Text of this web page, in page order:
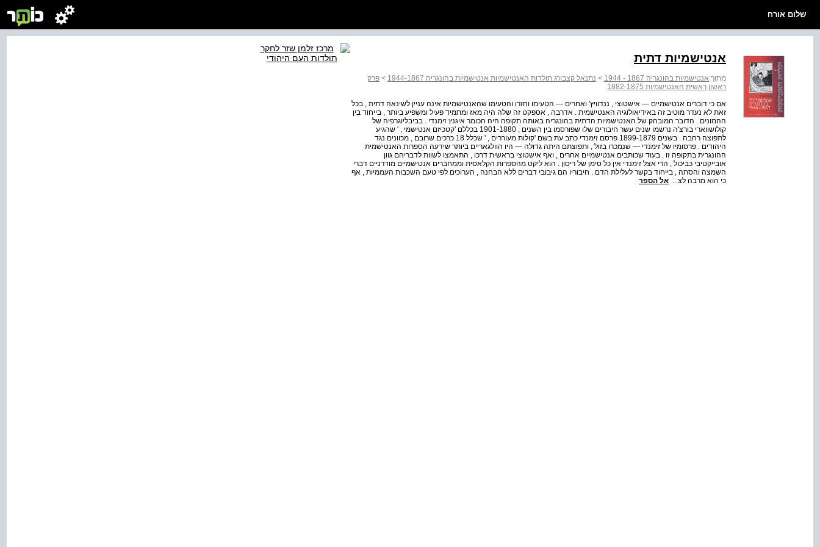
שלום אורח
אנטישמיות דתית
מתוך:אנטישמיות בהונגריה 1867 - 1944 > נתנאל קצבורג תולדות האנטישמיות אנטישמיות בהונגריה ‭1944-1867‬ > פרק
ראשון ראשית האנטישמיות 1882-1875
אם כי דוברים אנטישמיים — אישטוצי , ננדוויץ' ואחרים — הטעימו וחזרו והטעימו שהאנטישמיות אינה עניין לשינאה דתית , בכל
זאת לא נעדר מוטיב זה באידיאולוגיה האנטישמית . אדרבה , אספקט זה שלה היה מאז ומתמיד פעיל ומשפיע ביותר , בייחוד בין
ההמונים . הדובר המובהק של האנטישמיות הדתית בהונגריה באותה תקופה היה הכומר איגנץ זימנדי . בביבליוגרפיה של
קולושווארי בורצ'ה נרשמו שנים עשר חיבורים שלו שפורסמו בין השנים , 1901-1880 בכללם 'קטכיזם אנטישמי , ' שהגיע
לתפוצה רחבה . בשנים 1899-1879 פרסם זימנדי כתב עת בשם 'קולות מעוררים , ' שכלל 18 כרכים שרובם , מכוונים נגד
היהודים . פרסומיו של זימנדי — שנמכרו בזול , ותפוצתם היתה גדולה — היו הוולגאריים ביותר שידעה הספרות האנטישמית
ההונגרית בתקופה זו . בעוד שכותבים אנטישמיים אחרים , ואף אישטוצי בראשית דרכו , התאמצו לשוות לדבריהם גוון
אובייקטיבי כביכול , הרי אצל זימנדי אין כל סימן של ריסון . הוא ליקט מהספרות הקלאסית וממחברים אנטישמיים מודרניים דברי
השמצה והסתה , בייחוד בקשר לעלילת הדם . חיבוריו הם גיבובי דברים ללא הבחנה , הערוכים לפי טעם השכבות העממיות , אף
כי הוא מרבה לצ... אל הספר